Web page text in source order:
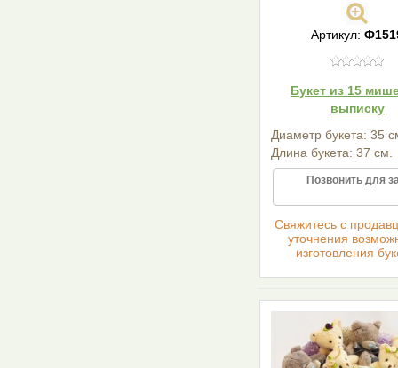
Артикул:
Букет из 15
выписку
Диаметр букета: 35
Длина букета: 37 см.
Позвонить для
Cвяжитесь с
уточнения
изготовления